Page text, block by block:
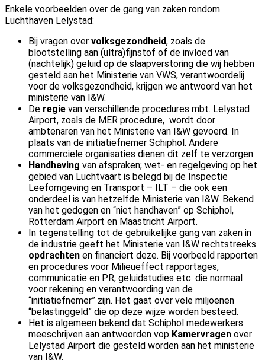
Enkele voorbeelden over de gang van zaken rondom
Luchthaven Lelystad:
Bij vragen over volksgezondheid, zoals de
blootstelling aan (ultra)fijnstof of de invloed van
(nachtelijk) geluid op de slaapverstoring die wij hebben
gesteld aan het Ministerie van VWS, verantwoordelij
voor de volksgezondheid, krijgen we antwoord van het
ministerie van I&W.
De regie van verschillende procedures mbt. Lelystad
Airport, zoals de MER procedure, wordt door
ambtenaren van het Ministerie van I&W gevoerd. In
plaats van de initiatiefnemer Schiphol. Andere
commerciele organisaties dienen dit zelf te verzorgen.
Handhaving van afspraken; wet- en regelgeving op het
gebied van Luchtvaart is belegd bij de Inspectie
Leefomgeving en Transport – ILT – die ook een
onderdeel is van hetzelfde Ministerie van I&W. Bekend
van het gedogen en “niet handhaven” op Schiphol,
Rotterdam Airport en Maastricht Airport.
In tegenstelling tot de gebruikelijke gang van zaken in
de industrie geeft het Ministerie van I&W rechtstreeks
opdrachten en financiert deze. Bij voorbeeld rapporten
en procedures voor Milieueffect rapportages,
communicatie en PR, geluidstudies etc. die normaal
voor rekening en verantwoording van de
“initiatiefnemer” zijn. Het gaat over vele miljoenen
“belastinggeld” die op deze wijze worden besteed.
Het is algemeen bekend dat Schiphol medewerkers
meeschrijven aan antwoorden vop Kamervragen over
Lelystad Airport die gesteld worden aan het ministerie
van I&W.